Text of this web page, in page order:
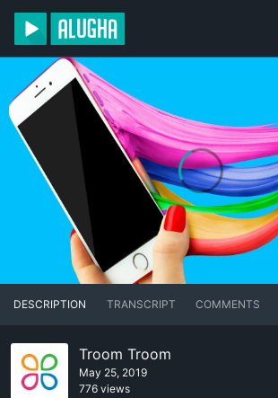
DESCRIPTION TRANSCRIPT COMMENTS
Troom Troom
May 25, 2019
776 views